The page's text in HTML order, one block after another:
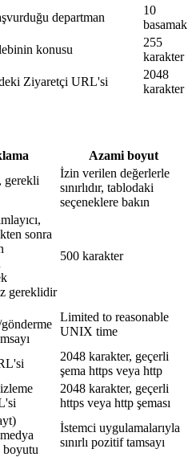
departman
10
basamak
konusu
255
karakter
Ziyaretçi URL'si
2048
karakter
Azami boyut
gerekli
İzin verilen değerlerle
sınırlıdır, tablodaki
seçeneklere bakın
sonra
gereklidir
500 karakter
Limited to reasonable
UNIX time
2048 karakter, geçerli
şema https veya http
2048 karakter, geçerli
https veya http şeması
İstemci uygulamalarıyla
sınırlı pozitif tamsayı